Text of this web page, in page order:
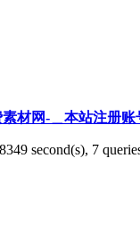
材网-＿本站注册账
second(s), 7